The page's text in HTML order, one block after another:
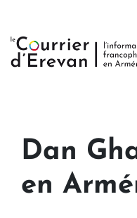
Dan
en